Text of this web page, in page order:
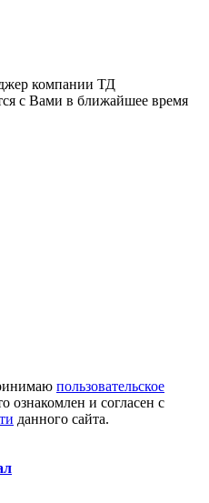
компании ТД
с Вами в ближайшее время
пользовательское
ознакомлен и согласен с
данного сайта.